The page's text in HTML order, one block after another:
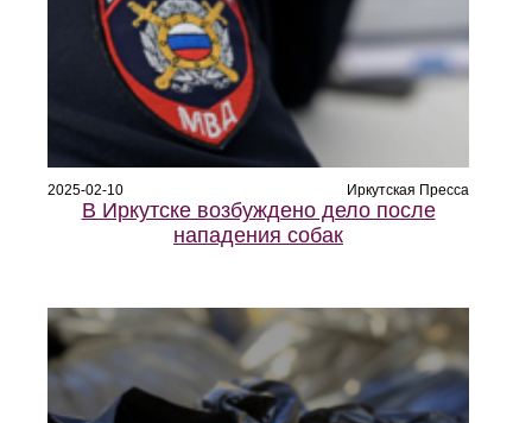
2025-02-10 Иркутская Пресса
В Иркутске возбуждено дело после
нападения собак